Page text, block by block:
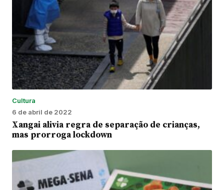
Cultura
6 de abril de 2022
Xangai alivia regra de separação de crianças,
mas prorroga lockdown